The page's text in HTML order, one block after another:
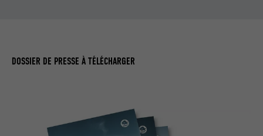
DOSSIER DE PRESSE À TÉLÉCHARGERcontient aucun élément d'identification.
EXPIRATION Session
nous » intégrée.